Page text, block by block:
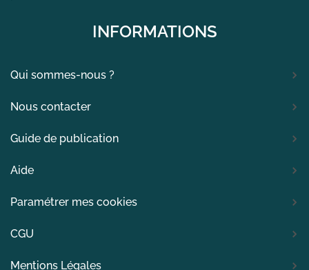
INFORMATIONS
Qui sommes-nous ?
Nous contacter
Guide de publication
Aide
Paramétrer mes cookies
CGU
Mentions Légales